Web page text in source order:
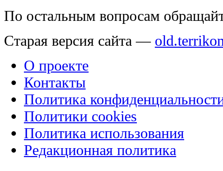
По остальным вопросам
Старая версия сайта —
О проекте
Контакты
Политика
Политики cookies
Политика использования
Редакционная политика